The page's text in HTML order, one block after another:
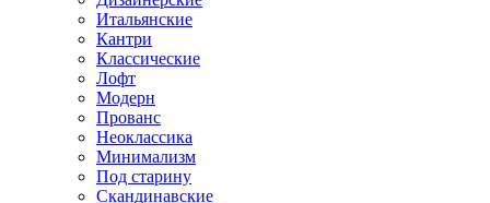
Итальянские
Кантри
Классические
Лофт
Модерн
Прованс
Неоклассика
Минимализм
Под старину
Скандинавские